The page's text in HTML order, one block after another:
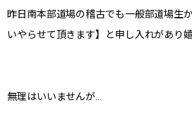
昨日南本部道場の稽古でも一般部道場生
いやらせて頂きます】と申し入れがあり
無理はいいませんが…